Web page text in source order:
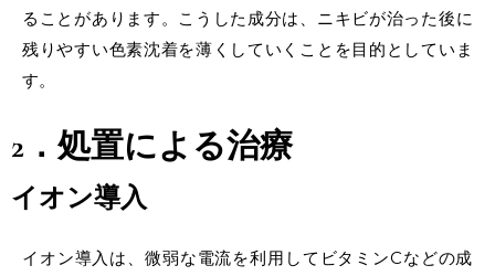
ることがあります。こうした成分は、ニキビが治った後に
残りやすい色素沈着を薄くしていくことを目的としていま
す。
2．処置による治療
イオン導入
イオン導入は、微弱な電流を利用してビタミンCなどの成